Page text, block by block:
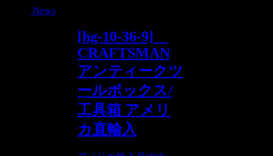
News
[hg-10-36-9]
CRAFTSMAN
アンティークツ
ールボックス/
工具箱 アメリ
カ直輸入